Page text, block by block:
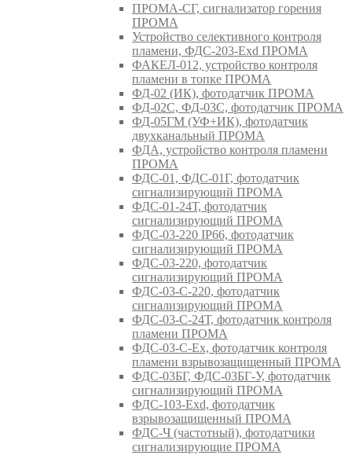
ПРОМА-СГ, сигнализатор горения
ПРОМА
Устройство селективного контроля
пламени, ФДС-203-Exd ПРОМА
ФАКЕЛ-012, устройство контроля
пламени в топке ПРОМА
ФД-02 (ИК), фотодатчик ПРОМА
ФД-02С, ФД-03С, фотодатчик ПРОМА
ФД-05ГМ (УФ+ИК), фотодатчик
двухканальный ПРОМА
ФДА, устройство контроля пламени
ПРОМА
ФДС-01, ФДС-01Г, фотодатчик
сигнализирующий ПРОМА
ФДС-01-24Т, фотодатчик
сигнализирующий ПРОМА
ФДС-03-220 IP66, фотодатчик
сигнализирующий ПРОМА
ФДС-03-220, фотодатчик
сигнализирующий ПРОМА
ФДС-03-С-220, фотодатчик
сигнализирующий ПРОМА
ФДС-03-С-24Т, фотодатчик контроля
пламени ПРОМА
ФДС-03-С-Ex, фотодатчик контроля
пламени взрывозащищенный ПРОМА
ФДС-03БГ, ФДС-03БГ-У, фотодатчик
сигнализирующий ПРОМА
ФДС-103-Ехd, фотодатчик
взрывозащищенный ПРОМА
ФДС-Ч (частотный), фотодатчики
сигнализирующие ПРОМА